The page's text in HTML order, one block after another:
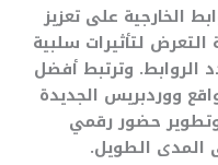
الخارجية على تعزيز
لتأثيرات سلبية
الروابط. وترتبط أفضل
ووردبريس الجديدة
حضور رقمي
المدى الطويل.